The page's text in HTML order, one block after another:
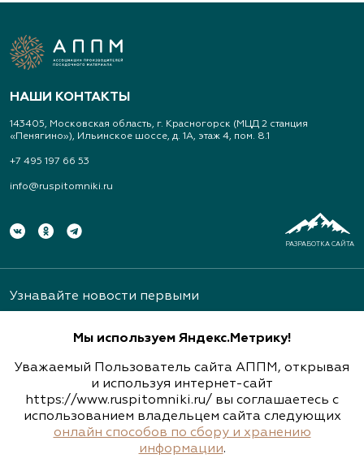
НАШИ КОНТАКТЫ
143405, Московская область, г. Красногорск (МЦД 2 станция
«Пенягино»), Ильинское шоссе, д. 1А, этаж 4, пом. 8.1
+7 495 197 66 53
info@ruspitomniki.ru
РАЗРАБОТКА САЙТА
Узнавайте новости первыми
Подписаться
Мы используем Яндекс.Метрику!
Уважаемый Пользователь сайта АППМ, открывая
и используя интернет-сайт
https://www.ruspitomniki.ru/ вы соглашаетесь с
использованием владельцем сайта следующих
онлайн способов по сбору и хранению
информации.